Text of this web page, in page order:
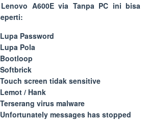
A600E via Tanpa PC ini bisa
Password
Pola
screen tidak sensitive
/ Hank
virus malware
messages has stopped